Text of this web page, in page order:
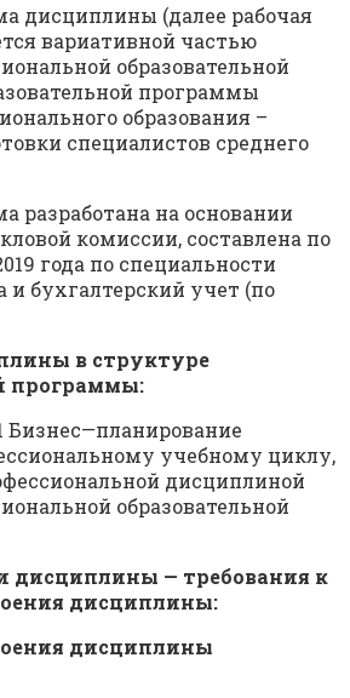
дисциплины (далее рабочая
вариативной частью
образовательной
программы
образования –
специалистов среднего
разработана на основании
комиссии, составлена по
года по специальности
и бухгалтерский учет (по
в структуре
программы:
учебному циклу,
дисциплиной
образовательной
дисциплины — требования к
дисциплины:
дисциплины